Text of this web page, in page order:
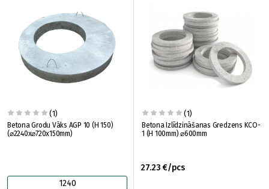
(1)
Betona Grodu Vāks AGP 10 (H 150)
(⌀2240x⌀720x150mm)
1240
(1)
Betona Izlīdzināšanas Gredzens KCO-
1 (H 100mm) ⌀600mm
27.23 €/pcs